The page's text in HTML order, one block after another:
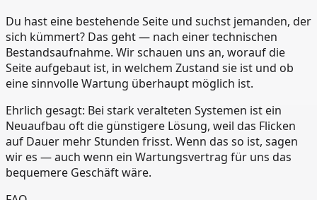
Du hast eine bestehende Seite und suchst jemanden, der
sich kümmert? Das geht — nach einer technischen
Bestandsaufnahme. Wir schauen uns an, worauf die
Seite aufgebaut ist, in welchem Zustand sie ist und ob
eine sinnvolle Wartung überhaupt möglich ist.
Ehrlich gesagt: Bei stark veralteten Systemen ist ein
Neuaufbau oft die günstigere Lösung, weil das Flicken
auf Dauer mehr Stunden frisst. Wenn das so ist, sagen
wir es — auch wenn ein Wartungsvertrag für uns das
bequemere Geschäft wäre.